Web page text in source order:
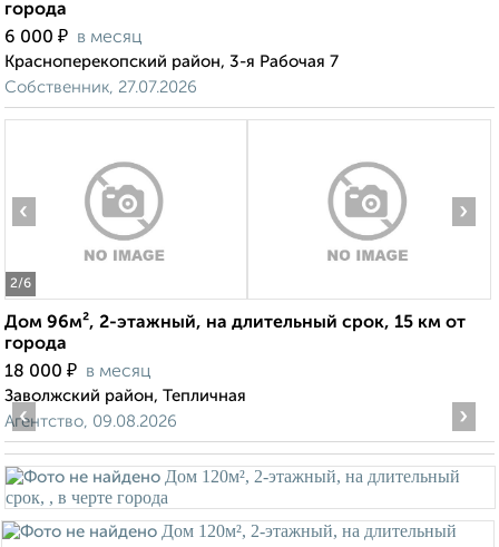
города
6 000 ₽ в месяц
Красноперекопский район, 3-я Рабочая 7
Собственник, 27.07.2026
2/6
‹ ›
Дом 96м², 2-этажный, на длительный срок, 15 км от
города
18 000 ₽ в месяц
Заволжский район, Тепличная
Агентство, 09.08.2026
‹ ›